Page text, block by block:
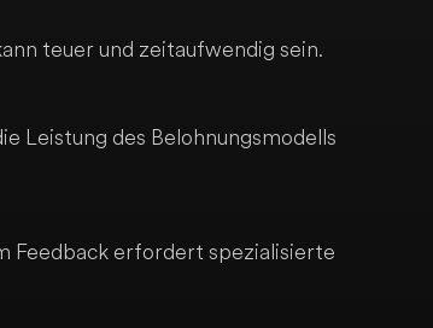
teuer und zeitaufwendig sein.
Leistung des Belohnungsmodells
Feedback erfordert spezialisierte